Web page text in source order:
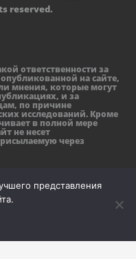
reserved.
ответственности за
на сайте,
мнения, которые могут
и за
по причине
исследований. Кроме
в полной мере
не несет
через
представления